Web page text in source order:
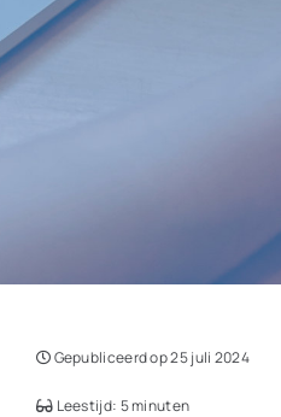
Gepubliceerd op 25 juli 2024
Leestijd: 5 minuten